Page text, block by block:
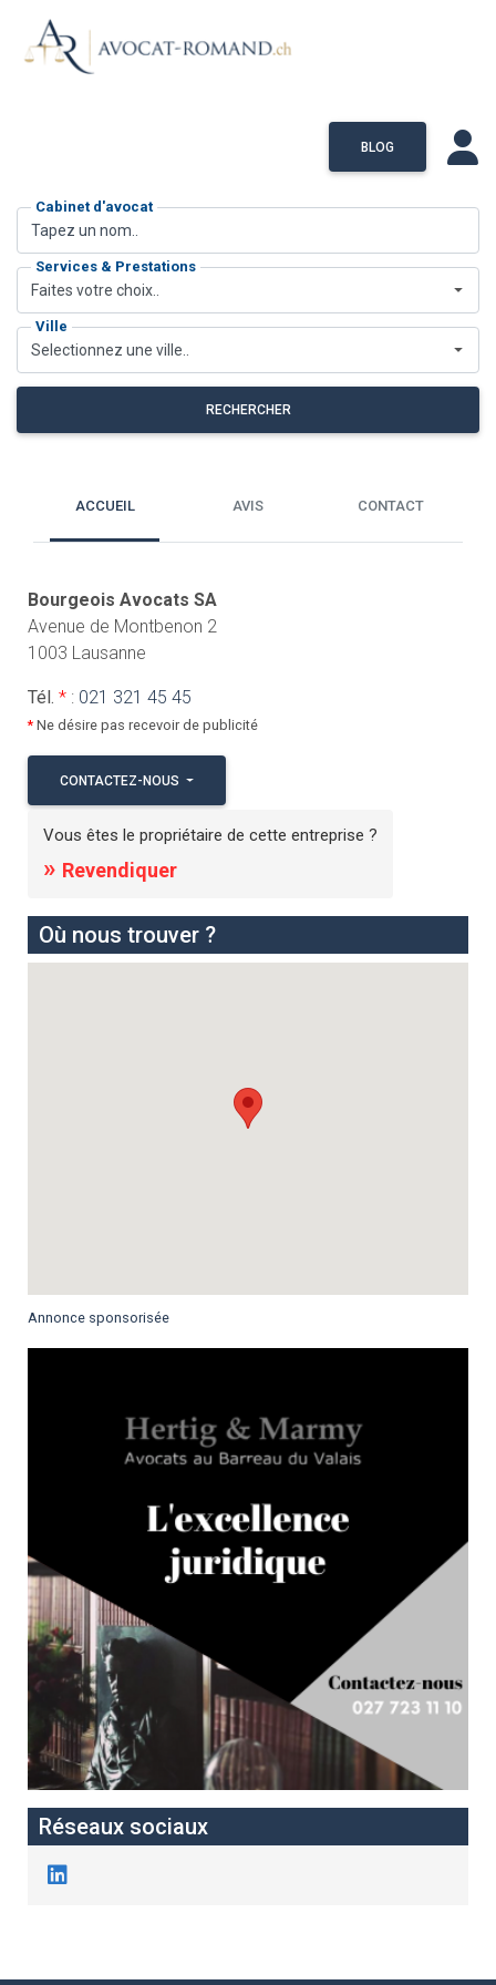
BLOG
Cabinet d'avocat
Services & Prestations
Faites votre choix..
Ville
Selectionnez une ville..
RECHERCHER
ACCUEIL AVIS CONTACT
Bourgeois Avocats SA
Avenue de Montbenon 2
1003 Lausanne
Tél. *: 021 321 45 45
*Ne désire pas recevoir de publicité
CONTACTEZ-NOUS
Vous êtes le propriétaire de cette entreprise ?
» Revendiquer
Où nous trouver ?
Annonce sponsorisée
Réseaux sociaux